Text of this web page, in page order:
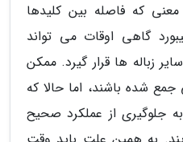
معنی که فاصله بین کلیدها
گاهی اوقات می تواند
زباله ها قرار گیرد. ممکن
شده باشند، اما حالا که
جلوگیری از عملکرد صحیح